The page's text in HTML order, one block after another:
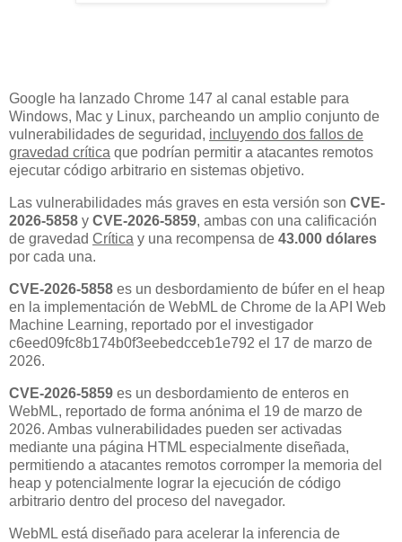
Google ha lanzado Chrome 147 al canal estable para
Windows, Mac y Linux, parcheando un amplio conjunto de
vulnerabilidades de seguridad, incluyendo dos fallos de
gravedad crítica que podrían permitir a atacantes remotos
ejecutar código arbitrario en sistemas objetivo.
Las vulnerabilidades más graves en esta versión son CVE-
2026-5858 y CVE-2026-5859, ambas con una calificación
de gravedad Crítica y una recompensa de 43.000 dólares
por cada una.
CVE-2026-5858 es un desbordamiento de búfer en el heap
en la implementación de WebML de Chrome de la API Web
Machine Learning, reportado por el investigador
c6eed09fc8b174b0f3eebedcceb1e792 el 17 de marzo de
2026.
CVE-2026-5859 es un desbordamiento de enteros en
WebML, reportado de forma anónima el 19 de marzo de
2026. Ambas vulnerabilidades pueden ser activadas
mediante una página HTML especialmente diseñada,
permitiendo a atacantes remotos corromper la memoria del
heap y potencialmente lograr la ejecución de código
arbitrario dentro del proceso del navegador.
WebML está diseñado para acelerar la inferencia de